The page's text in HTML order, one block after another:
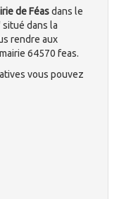
de Féasdans le
dans la
rendre aux
64570 feas.
vous pouvez